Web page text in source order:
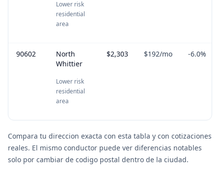
Lower risk
residential
area
90602
North
Whittier
Lower risk
residential
area
$2,303 $192/mo -6.0%
Compara tu direccion exacta con esta tabla y con cotizaciones
reales. El mismo conductor puede ver diferencias notables
solo por cambiar de codigo postal dentro de la ciudad.